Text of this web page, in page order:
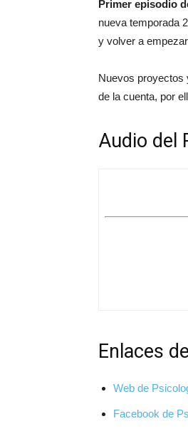
Primer episodio
nueva temporada
y volver a
Nuevos proyectos
de la cuenta, por
Audio del
Enlaces
Web de
Facebook de